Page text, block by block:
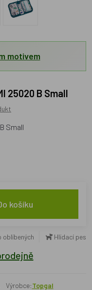
motivem
25020 B Small
Small
košíku
oblíbených Hlídací pes
Výrobce:Topgal